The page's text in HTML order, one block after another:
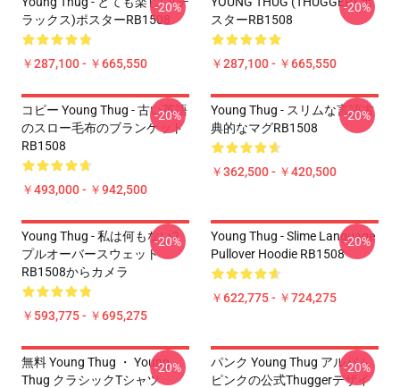
ラックス)ポスターRB1508
￥287,100 - ￥665,550
-20%
スターRB1508
￥287,100 - ￥665,550
-20%
コピー Young Thug - 古い英語
のスロー毛布のブランケット
RB1508
￥493,000 - ￥942,500
-20%
Young Thug - スリムな言語古
典的なマグRB1508
￥362,500 - ￥420,500
-20%
Young Thug - 私は何もない2
プルオーバースウェット
RB1508からカメラ
￥593,775 - ￥695,275
-20%
Young Thug - Slime Language
Pullover Hoodie RB1508
￥622,775 - ￥724,275
-20%
無料 Young Thug ・ Young
Thug クラシックTシャツ
-20%
パンク Young Thug アルバム
ピンクの公式Thuggerデザイ
-20%